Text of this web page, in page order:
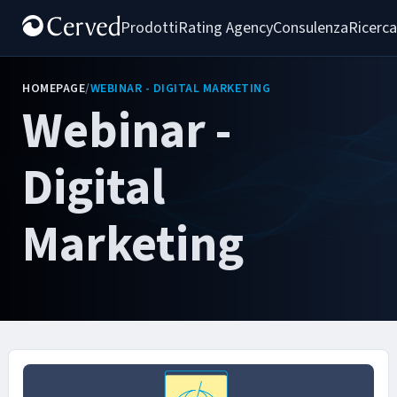
ProdottiRating AgencyConsulenza
HOMEPAGE/WEBINAR - DIGITAL MARKETING
Webinar -
Digital
Marketing